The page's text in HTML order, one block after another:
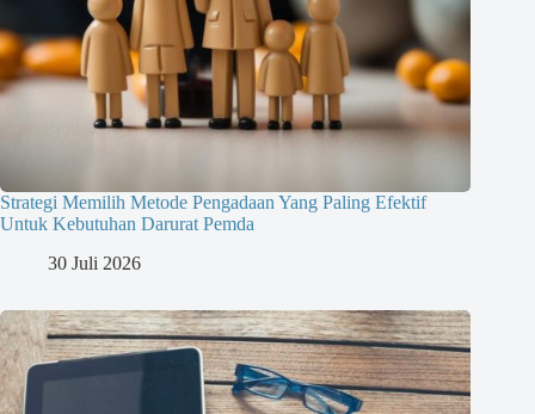
Strategi Memilih Metode Pengadaan Yang Paling Efektif
Untuk Kebutuhan Darurat Pemda
30 Juli 2026